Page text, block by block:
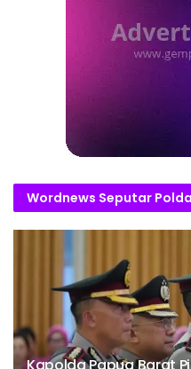
Wordnews Seputar Polda